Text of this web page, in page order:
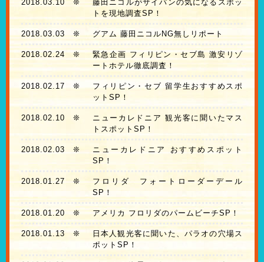
2018.03.10 ❊
藤田ニコルがサイパンの気になるスポッ
トを現地調査SP！
2018.03.03❊ グアム 藤田ニコルNG無しリポート
2018.02.24❊
緊急企画 フィリピン・セブ島 激安リゾ
ートホテル徹底調査！
2018.02.17 ❊
フィリピン・セブ 留学生おすすめスポ
ットSP！
2018.02.10 ❊
ニューカレドニア 観光客に聞いたマス
トスポットSP！
2018.02.03 ❊
ニューカレドニア おすすめスポット
SP！
2018.01.27 ❊
フロリダ フォートローダーデール
SP！
2018.01.20 ❊ アメリカ フロリダのパームビーチSP！
2018.01.13❊
日本人観光客に聞いた、パラオの穴場ス
ポットSP！